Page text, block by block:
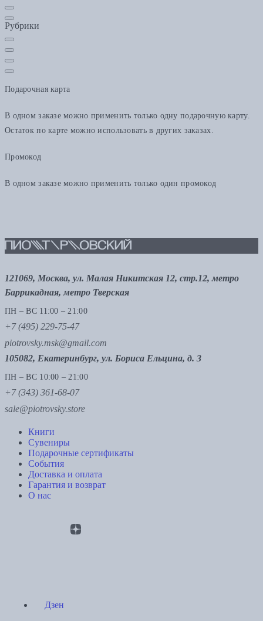
Рубрики
Подарочная карта
В одном заказе можно применить только одну подарочную карту.
Остаток по карте можно использовать в других заказах.
Промокод
В одном заказе можно применить только один промокод
121069, Москва, ул. Малая Никитская 12, стр.12, метро
Баррикадная, метро Тверская
ПН – ВС 11:00 – 21:00
+7 (495) 229-75-47
piotrovsky.msk@gmail.com
105082, Екатеринбург, ул. Бориса Ельцина, д. 3
ПН – ВС 10:00 – 21:00
+7 (343) 361-68-07
sale@piotrovsky.store
Книги
Сувениры
Подарочные сертификаты
События
Доставка и оплата
Гарантия и возврат
О нас
Дзен